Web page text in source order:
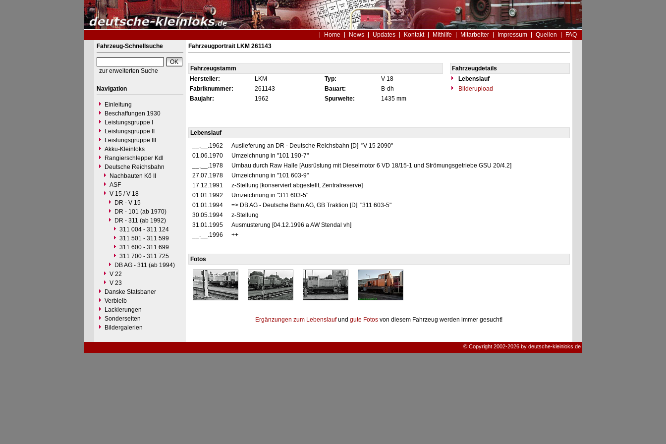
Home News Updates Kontakt Mithilfe Mitarbeiter Impressum Quellen
FAQ
Fahrzeug-Schnellsuche
zur erweiterten Suche
Navigation
Einleitung
Beschaffungen 1930
Leistungsgruppe I
Leistungsgruppe II
Leistungsgruppe III
Akku-Kleinloks
Rangierschlepper Kdl
Deutsche Reichsbahn
Nachbauten Kö II
ASF
V 15 / V 18
DR - V 15
DR - 101 (ab 1970)
DR - 311 (ab 1992)
311 004 - 311 124
311 501 - 311 599
311 600 - 311 699
311 700 - 311 725
DB AG - 311 (ab 1994)
V 22
V 23
Danske Statsbaner
Verbleib
Lackierungen
Sonderseiten
Bildergalerien
Fahrzeugportrait LKM 261143
Fahrzeugstamm
Fahrzeugdetails
Hersteller:
LKM Typ: V 18
Lebenslauf
Fabriknummer:
261143 Bauart: B-dh
Bilderupload
Baujahr:
1962 Spurweite: 1435 mm
Lebenslauf
__.__.1962
Auslieferung an DR - Deutsche Reichsbahn [D] "V 15 2090"
01.06.1970
Umzeichnung in "101 190-7"
__.__.1978
Umbau durch Raw Halle [Ausrüstung mit Dieselmotor 6 VD 18/15-1 und Strömungsgetriebe GSU 20/4.2]
27.07.1978
Umzeichnung in "101 603-9"
17.12.1991
z-Stellung [konserviert abgestellt, Zentralreserve]
01.01.1992
Umzeichnung in "311 603-5"
01.01.1994
=> DB AG - Deutsche Bahn AG, GB Traktion [D] "311 603-5"
30.05.1994
z-Stellung
31.01.1995
Ausmusterung [04.12.1996 a AW Stendal vh]
__.__.1996
++
Fotos
Ergänzungen zum Lebenslaufund gute Fotos von diesem Fahrzeug werden immer gesucht!
© Copyright 2002-2026 by deutsche-kleinloks.de